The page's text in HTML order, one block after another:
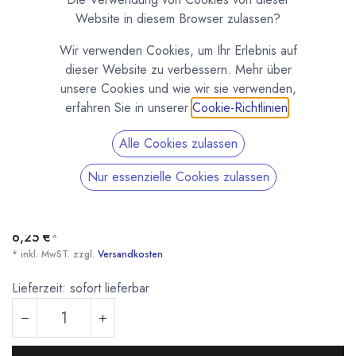
Spachtel / Teigschaber mit Holzgriff
(0 Rezension)
6,25 €*
* inkl. MwST. zzgl. Versandkosten
Lieferzeit: sofort lieferbar
Website in diesem Browser zulassen?
Wir verwenden Cookies, um Ihr Erlebnis auf
dieser Website zu verbessern. Mehr über
unsere Cookies und wie wir sie verwenden,
erfahren Sie in unserer Cookie-Richtlinien
Alle Cookies zulassen
Nur essenzielle Cookies zulassen